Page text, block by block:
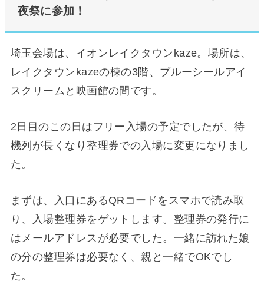
夜祭に参加！
埼玉会場は、イオンレイクタウンkaze。場所は、
レイクタウンkazeの棟の3階、ブルーシールアイ
スクリームと映画館の間です。
2日目のこの日はフリー入場の予定でしたが、待
機列が長くなり整理券での入場に変更になりまし
た。
まずは、入口にあるQRコードをスマホで読み取
り、入場整理券をゲットします。整理券の発行に
はメールアドレスが必要でした。一緒に訪れた娘
の分の整理券は必要なく、親と一緒でOKでし
た。